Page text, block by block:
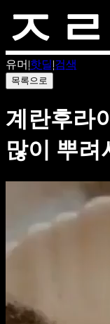
유머 |핫딜|검색
목록으로
계란후라
많이 뿌려